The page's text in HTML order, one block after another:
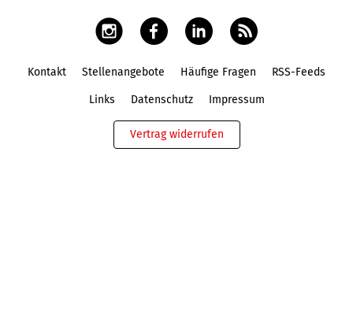
Kontakt Stellenangebote Häufige Fragen RSS-Feeds
Links Datenschutz Impressum
Vertrag widerrufen